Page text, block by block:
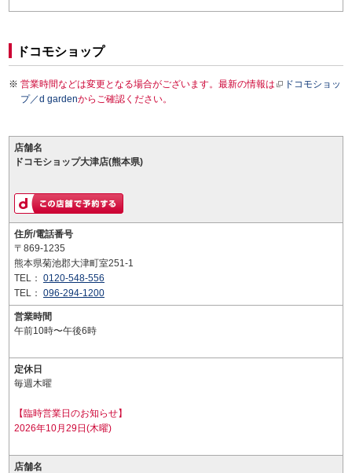
ドコモショップ
営業時間などは変更となる場合がございます。最新の情報は
ドコモショッ
プ／d gardenからご確認ください。
店舗名
ドコモショップ大津店(熊本県)
住所/電話番号
〒869-1235
熊本県菊池郡大津町室251-1
TEL： 0120-548-556
TEL： 096-294-1200
営業時間
午前10時〜午後6時
定休日
毎週木曜
【臨時営業日のお知らせ】
2026年10月29日(木曜)
店舗名